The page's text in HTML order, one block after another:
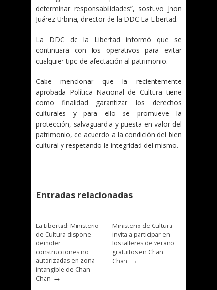
determinar responsabilidades”, sostuvo Jhon
Juárez Urbina, director de la DDC La Libertad.
La DDC de la Libertad informó que se
continuará con los operativos para evitar
cualquier tipo de afectación al patrimonio.
Cabe mencionar que la recientemente
aprobada Política Nacional de Cultura tiene
como finalidad garantizar los derechos
culturales y para ello se promueve la
protección, salvaguardia y puesta en valor del
patrimonio, de acuerdo a la condición del bien
cultural y respetando la integridad del mismo.
Entradas relacionadas
La Libertad: Ministerio
de Cultura dispone
demoler
construcciones no
autorizadas en zona
intangible de Chan
Chan →
Ministerio de Cultura
invita a participar en
los talleres de verano
gratuitos en Chan
Chan →